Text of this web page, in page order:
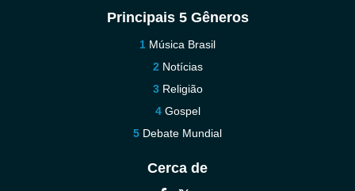
Principais 5 Gêneros
Música Brasil
Notícias
Religião
Gospel
Debate Mundial
Cerca de